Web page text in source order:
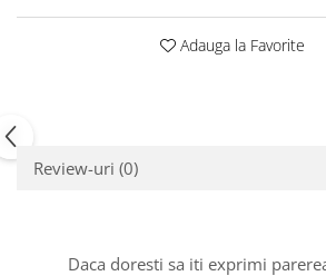
Adauga la Favorite
Review-uri (0)
Daca doresti sa iti exprimi